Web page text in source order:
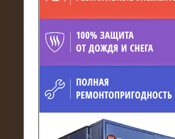
15.04.2017
Нагрузочный комплекс 16 МВт с